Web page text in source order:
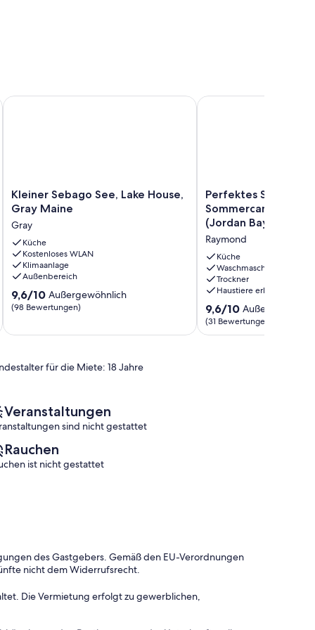
Shower
Kleiner
Sebago
Lake
House,
Gray
Maine
Gray
Kleiner Sebago See, Lake House,
Gray Maine
Gray
Küche
Kostenloses WLAN
Klimaanlage
Außenbereich
9.6
von
Außergewöhnlich,
9,6/10 Außergewöhnlich
(98 Bewertungen)
Kleiner Sebago See, Lake House, Gray Maine
Perfektes
Sebago
Lake
Sommercamp
&
Sandstrand
(Jordan
Bay,
Raymond,
Maine)
Raymond
Perfektes Sebago
Sommercamp &
(Jordan Bay,
Raymond
Küche
Waschmaschine
Trockner
Haustiere erlaubt
9.6
von
10,
9,6/10
(31 Bewertungen)
Perfektes Sebago
für die Miete: 18 Jahre
Veranstaltungen
sind nicht gestattet
Rauchen
ist nicht gestattet
des Gastgebers. Gemäß den EU-Verordnungen
nicht dem Widerrufsrecht.
Die Vermietung erfolgt zu gewerblichen,